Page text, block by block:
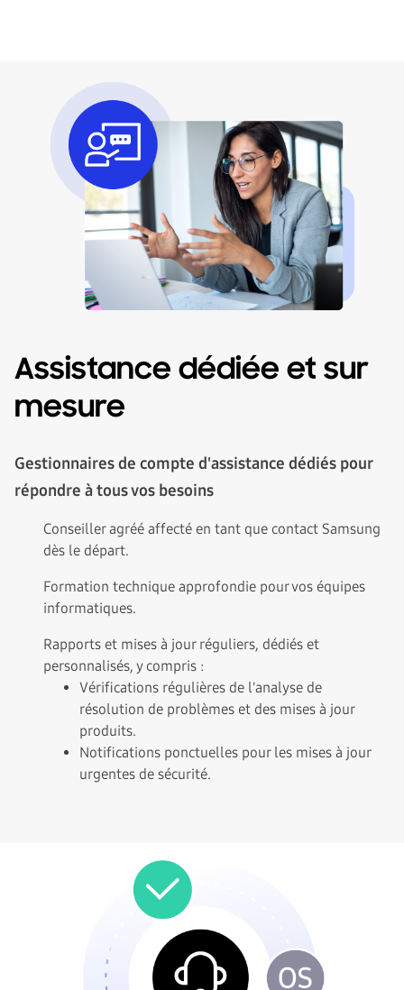
Assistance dédiée et sur
mesure
Gestionnaires de compte d'assistance dédiés pour
répondre à tous vos besoins
Conseiller agréé affecté en tant que contact Samsung
dès le départ.
Formation technique approfondie pour vos équipes
informatiques.
Rapports et mises à jour réguliers, dédiés et
personnalisés, y compris :
Vérifications régulières de l'analyse de
résolution de problèmes et des mises à jour
produits.
Notifications ponctuelles pour les mises à jour
urgentes de sécurité.